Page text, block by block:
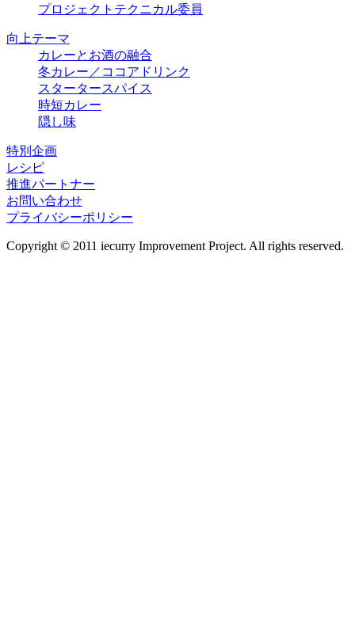
プロジェクトテクニカル委員
向上テーマ
カレーとお酒の融合
冬カレー／ココアドリンク
スタータースパイス
時短カレー
隠し味
特別企画
レシピ
推進パートナー
お問い合わせ
プライバシーポリシー
Copyright © 2011 iecurry Improvement Project. All rights reserved.